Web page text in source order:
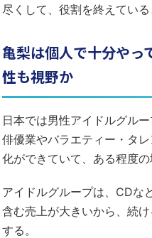
尽くして、役割を終えている
亀梨は個人で十分やっ
性も視野か
日本では男性アイドルグル
俳優業やバラエティー・タ
化ができていて、ある程度
アイドルグループは、CDな
含む売上が大きいから、続
する。